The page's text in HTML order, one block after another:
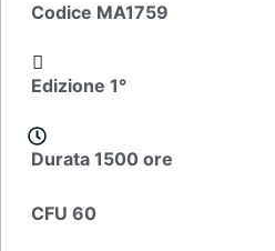
Codice MA1759
Edizione 1°
Durata 1500 ore
CFU 60